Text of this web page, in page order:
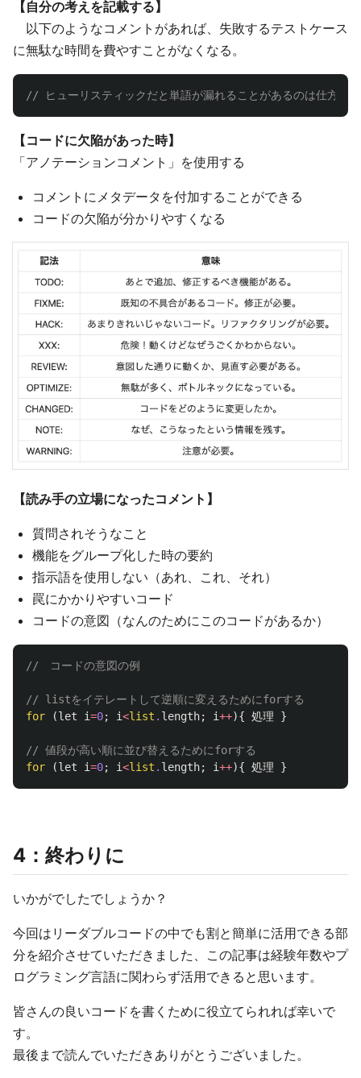
【自分の考えを記載する】
以下のようなコメントがあれば、失敗するテストケース
に無駄な時間を費やすことがなくなる。
// ヒューリスティックだと単語が漏れることがあるのは仕方な
【コードに欠陥があった時】
「アノテーションコメント」を使用する
コメントにメタデータを付加することができる
コードの欠陥が分かりやすくなる
【読み手の立場になったコメント】
質問されそうなこと
機能をグループ化した時の要約
指示語を使用しない（あれ、これ、それ）
罠にかかりやすいコード
コードの意図（なんのためにこのコードがあるか）
//　コードの意図の例
// listをイテレートして逆順に変えるためにforする
for
(let i=0; i<list . length; i++){ 処理 }
// 値段が高い順に並び替えるためにforする
for
(let i=0; i<list . length; i++){ 処理 }
4：終わりに
いかがでしたでしょうか？
今回はリーダブルコードの中でも割と簡単に活用できる部
分を紹介させていただきました、この記事は経験年数やプ
ログラミング言語に関わらず活用できると思います。
皆さんの良いコードを書くために役立てられれば幸いで
す。
最後まで読んでいただきありがとうございました。